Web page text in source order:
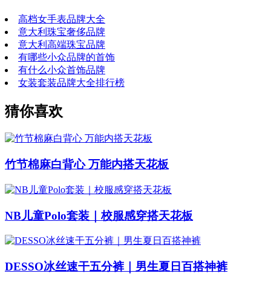
高档女手表品牌大全
意大利珠宝奢侈品牌
意大利高端珠宝品牌
有哪些小众品牌的首饰
有什么小众首饰品牌
女装套装品牌大全排行榜
猜你喜欢
竹节棉麻白背心 万能内搭天花板
NB儿童Polo套装｜校服感穿搭天花板
DESSO冰丝速干五分裤｜男生夏日百搭神裤